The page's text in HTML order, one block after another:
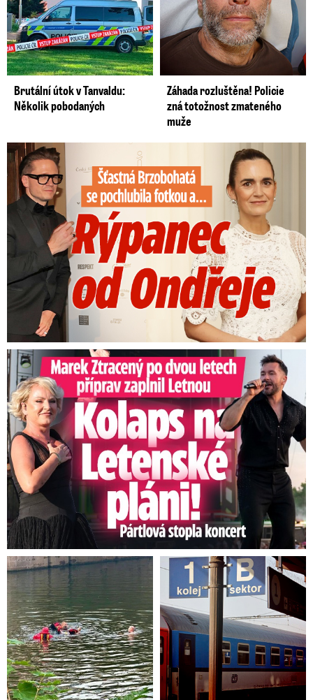
Brutální útok v Tanvaldu:
Několik pobodaných
Záhada rozluštěna! Policie
zná totožnost zmateného
muže
Šťastná Brzobohatá se pochlubila fotkou: Rýpanec od Ondřeje
Marek Ztracený na Letné: Pártlová stopla koncert